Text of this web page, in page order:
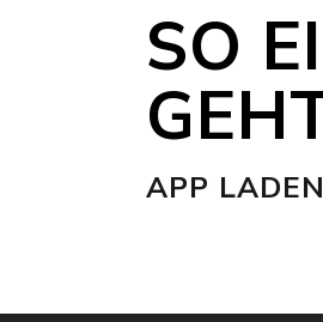
SO
APP